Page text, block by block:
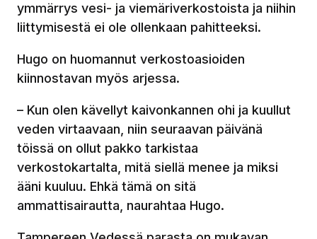
ymmärrys vesi- ja viemäriverkostoista ja niihin
liittymisestä ei ole ollenkaan pahitteeksi.
Hugo on huomannut verkostoasioiden
kiinnostavan myös arjessa.
– Kun olen kävellyt kaivonkannen ohi ja kuullut
veden virtaavaan, niin seuraavan päivänä
töissä on ollut pakko tarkistaa
verkostokartalta, mitä siellä menee ja miksi
ääni kuuluu. Ehkä tämä on sitä
ammattisairautta, naurahtaa Hugo.